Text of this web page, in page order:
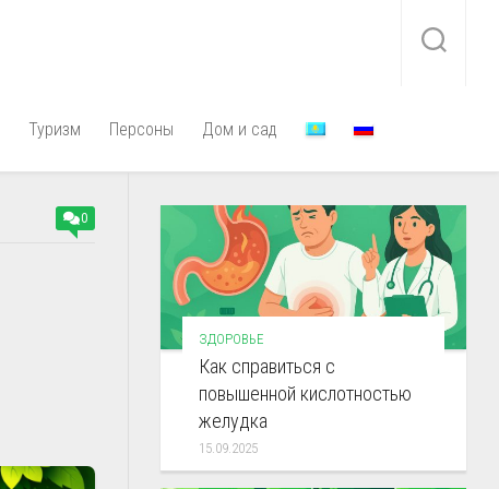
Туризм Персоны Дом и сад
0
ЗДОРОВЬЕ
Как справиться с
повышенной кислотностью
желудка
15.09.2025